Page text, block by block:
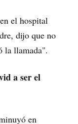
el hospital
dijo que no
la llamada".
a ser el
en